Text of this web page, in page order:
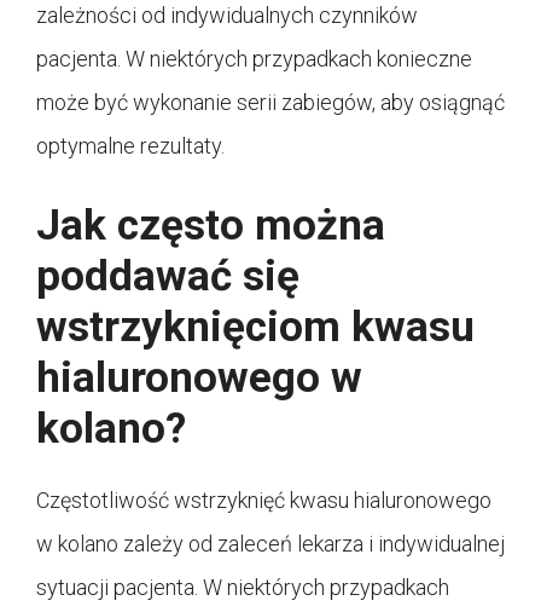
zależności od indywidualnych czynników
pacjenta. W niektórych przypadkach konieczne
może być wykonanie serii zabiegów, aby osiągnąć
optymalne rezultaty.
Jak często można
poddawać się
wstrzyknięciom kwasu
hialuronowego w
kolano?
Częstotliwość wstrzyknięć kwasu hialuronowego
w kolano zależy od zaleceń lekarza i indywidualnej
sytuacji pacjenta. W niektórych przypadkach